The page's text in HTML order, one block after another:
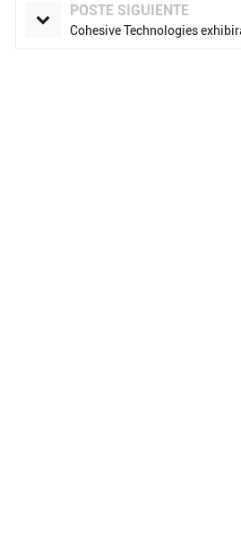
POSTE SIGUIENTE
Cohesive Technologies